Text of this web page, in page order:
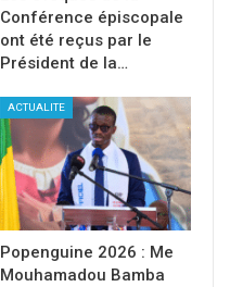
Conférence épiscopale
ont été reçus par le
Président de la…
ACTUALITE
Popenguine 2026 : Me
Mouhamadou Bamba